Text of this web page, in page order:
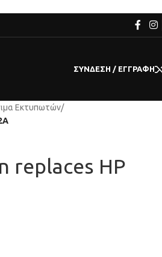
ΣΎΝΔΕΣΗ / ΕΓΓΡΑΦΉ
Εκτυπωτών/
replaces HP